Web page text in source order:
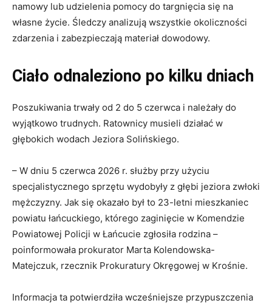
namowy lub udzielenia pomocy do targnięcia się na
własne życie. Śledczy analizują wszystkie okoliczności
zdarzenia i zabezpieczają materiał dowodowy.
Ciało odnaleziono po kilku dniach
Poszukiwania trwały od 2 do 5 czerwca i należały do
wyjątkowo trudnych. Ratownicy musieli działać w
głębokich wodach Jeziora Solińskiego.
– W dniu 5 czerwca 2026 r. służby przy użyciu
specjalistycznego sprzętu wydobyły z głębi jeziora zwłoki
mężczyzny. Jak się okazało był to 23-letni mieszkaniec
powiatu łańcuckiego, którego zaginięcie w Komendzie
Powiatowej Policji w Łańcucie zgłosiła rodzina –
poinformowała prokurator Marta Kolendowska-
Matejczuk, rzecznik Prokuratury Okręgowej w Krośnie.
Informacja ta potwierdziła wcześniejsze przypuszczenia